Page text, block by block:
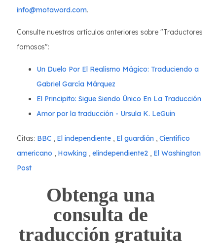
info@motaword.com.
Consulte nuestros artículos anteriores sobre "Traductores
famosos":
Un Duelo Por El Realismo Mágico: Traduciendo a
Gabriel García Márquez
El Principito: Sigue Siendo Único En La Traducción
Amor por la traducción - Ursula K. LeGuin
Citas: BBC , El independiente , El guardián , Científico
americano , Hawking , elindependiente2 , El Washington
Post
Obtenga una
consulta de
traducción gratuita